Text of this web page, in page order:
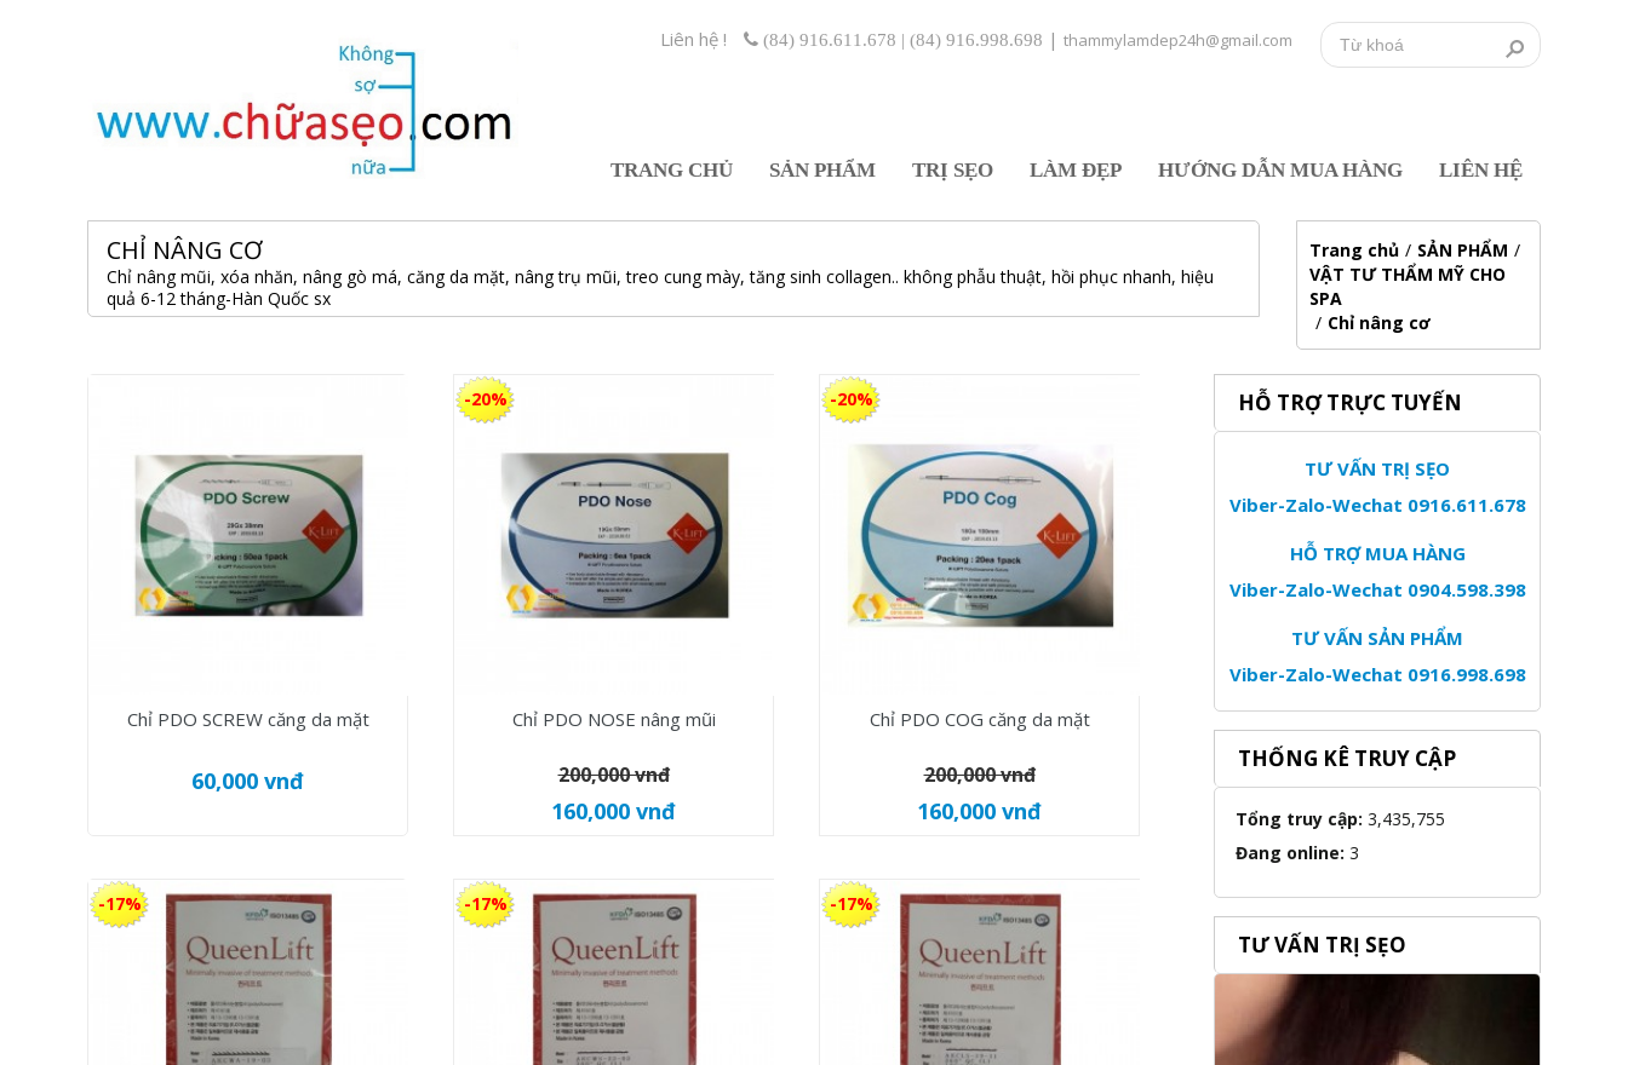
Liên hệ ! (84) 916.611.678 | (84) 916.998.698 | thammylamdep24h@gmail.com
TRANG CHỦ SẢN PHẨM TRỊ SẸO LÀM ĐẸP HƯỚNG DẪN MUA HÀNG LIÊN HỆ
CHỈ NÂNG CƠ
Chỉ nâng mũi, xóa nhăn, nâng gò má, căng da mặt, nâng trụ mũi, treo cung mày, tăng sinh collagen.. không phẫu thuật, hồi phục nhanh, hiệu
quả 6-12 tháng-Hàn Quốc sx
Trang chủ / SẢN PHẨM /
VẬT TƯ THẨM MỸ CHO
SPA
/ Chỉ nâng cơ
Chỉ PDO SCREW căng da mặt
60,000 vnđ
Chỉ PDO NOSE nâng mũi
200,000 vnđ
160,000 vnđ
-20%
Chỉ PDO COG căng da mặt
200,000 vnđ
160,000 vnđ
-20%
-17% -17% -17%
HỖ TRỢ TRỰC TUYẾN
TƯ VẤN TRỊ SẸO
Viber-Zalo-Wechat 0916.611.678
HỖ TRỢ MUA HÀNG
Viber-Zalo-Wechat 0904.598.398
TƯ VẤN SẢN PHẨM
Viber-Zalo-Wechat 0916.998.698
THỐNG KÊ TRUY CẬP
Tổng truy cập: 3,435,755
Đang online: 3
TƯ VẤN TRỊ SẸO